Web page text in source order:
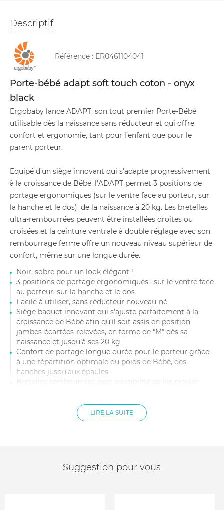
Descriptif
Référence : ER0461104041
Porte-bébé adapt soft touch coton - onyx
black
Ergobaby lance ADAPT, son tout premier Porte-Bébé
utilisable dès la naissance sans réducteur et qui offre
confort et ergonomie, tant pour l’enfant que pour le
parent porteur.
Equipé d’un siège innovant qui s’adapte progressivement
à la croissance de Bébé, l’ADAPT permet 3 positions de
portage ergonomiques (sur le ventre face au porteur, sur
la hanche et le dos), de la naissance à 20 kg. Les bretelles
ultra-rembourrées peuvent être installées droites ou
croisées et la ceinture ventrale à double réglage avec son
rembourrage ferme offre un nouveau niveau supérieur de
confort, même sur une longue durée.
Noir, sobre pour un look élégant !
3 positions de portage ergonomiques : sur le ventre face
au porteur, sur la hanche et le dos
Facile à utiliser, sans réducteur nouveau-né
Siège baquet innovant qui s’ajuste parfaitement à la
croissance de Bébé afin qu’il soit assis en position
jambes-écartées-relevées, en forme de “M” dès sa
naissance et jusqu’à ses 20 kg
Confort de portage longue durée pour le porteur grâce
à une répartition optimale du poids de Bébé, des
hanches jusqu’aux épaules
Bretelles rembourrées avec possibilité de les croiser
(s’ajustent de 73 à 124 cm)
Ceinture ventrale à double réglage (de 66 à 140 cm)
Extension dorsale ajustable pour un maintien parfait de
la tête et de la nuque de Bébé
LIRE LA SUITE
Suggestion pour vous